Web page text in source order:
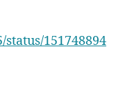
151748894